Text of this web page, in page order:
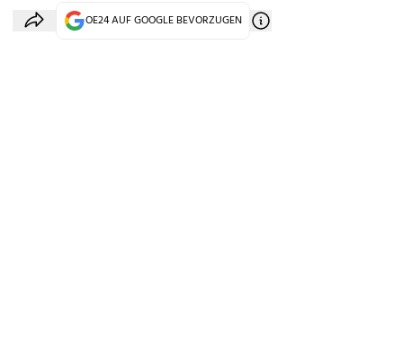
OE24 AUF GOOGLE BEVORZUGEN